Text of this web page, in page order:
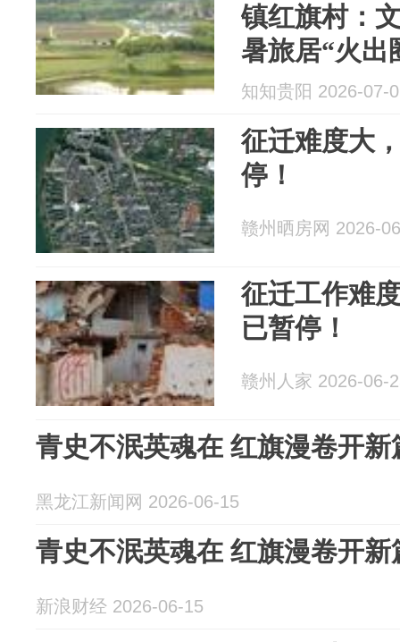
镇红旗村：
暑旅居“火出
知知贵阳 2026-07-
征迁难度大
停！
赣州晒房网 2026-
征迁工作难
已暂停！
赣州人家 2026-06-
青史不泯英魂在 红旗漫卷开新
黑龙江新闻网 2026-06-15
青史不泯英魂在 红旗漫卷开
新浪财经 2026-06-15